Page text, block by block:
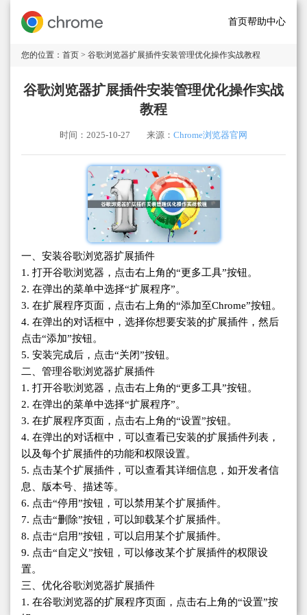
首页帮助中心
您的位置： 首页 > 谷歌浏览器扩展插件安装管理优化操作实战教程
谷歌浏览器扩展插件安装管理优化操作实战
教程
时间：2025-10-27 来源： Chrome浏览器官网
一、安装谷歌浏览器扩展插件
1. 打开谷歌浏览器，点击右上角的“更多工具”按钮。
2. 在弹出的菜单中选择“扩展程序”。
3. 在扩展程序页面，点击右上角的“添加至Chrome”按钮。
4. 在弹出的对话框中，选择你想要安装的扩展插件，然后
点击“添加”按钮。
5. 安装完成后，点击“关闭”按钮。
二、管理谷歌浏览器扩展插件
1. 打开谷歌浏览器，点击右上角的“更多工具”按钮。
2. 在弹出的菜单中选择“扩展程序”。
3. 在扩展程序页面，点击右上角的“设置”按钮。
4. 在弹出的对话框中，可以查看已安装的扩展插件列表，
以及每个扩展插件的功能和权限设置。
5. 点击某个扩展插件，可以查看其详细信息，如开发者信
息、版本号、描述等。
6. 点击“停用”按钮，可以禁用某个扩展插件。
7. 点击“删除”按钮，可以卸载某个扩展插件。
8. 点击“启用”按钮，可以启用某个扩展插件。
9. 点击“自定义”按钮，可以修改某个扩展插件的权限设
置。
三、优化谷歌浏览器扩展插件
1. 在谷歌浏览器的扩展程序页面，点击右上角的“设置”按